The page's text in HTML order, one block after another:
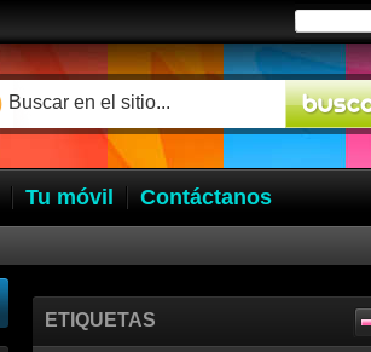
Tu móvil Contáctanos
ETIQUETAS